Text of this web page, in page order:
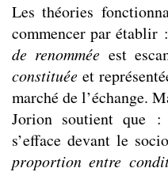
Les théories
commencer par
de renommée est
constituée et
marché de l’échange.
Jorion soutient que :
s’efface devant le
proportion entre